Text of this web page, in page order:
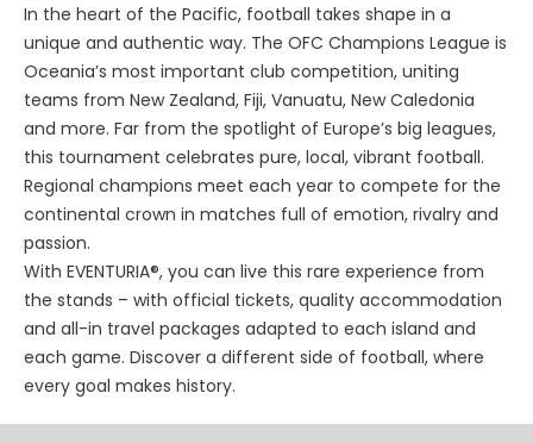
In the heart of the Pacific, football takes shape in a
unique and authentic way. The OFC Champions League is
Oceania’s most important club competition, uniting
teams from New Zealand, Fiji, Vanuatu, New Caledonia
and more. Far from the spotlight of Europe’s big leagues,
this tournament celebrates pure, local, vibrant football.
Regional champions meet each year to compete for the
continental crown in matches full of emotion, rivalry and
passion.
With EVENTURIA®, you can live this rare experience from
the stands – with official tickets, quality accommodation
and all-in travel packages adapted to each island and
each game. Discover a different side of football, where
every goal makes history.